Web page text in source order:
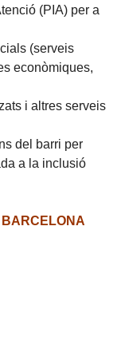
(PIA) per a
(serveis
econòmiques,
i altres serveis
del barri per
a la inclusió